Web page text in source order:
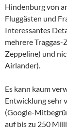
Hindenburg von
Fluggästen und
Interessantes
mehrere
Zeppeline) und
Airlander).
Es kann kaum
Entwicklung sehr
(Google-
auf bis zu 250